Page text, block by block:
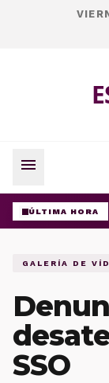
menu
ÚLTIMA HORA
GALERÍA DE
SSO